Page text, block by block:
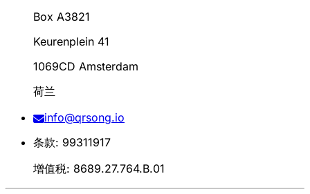
Box A3821
Keurenplein 41
1069CD Amsterdam
荷兰
info@qrsong.io
条款: 99311917
增值税: 8689.27.764.B.01